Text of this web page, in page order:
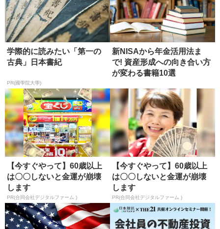
学際的に読みたい「第一の
古典」日本書紀
PR(國學院大學)
新NISAから年金活用法ま
で! 資産形成への向き合い方
が変わる書籍10選
【今すぐやって】60歳以上
は〇〇しないと金運が崩壊
します
PR(合同会社デジタルファーム )
【今すぐやって】60歳以上
は〇〇しないと金運が崩壊
します
PR(合同会社デジタルファーム )